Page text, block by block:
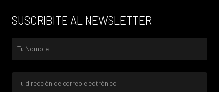
SUSCRIBITE AL NEWSLETTER